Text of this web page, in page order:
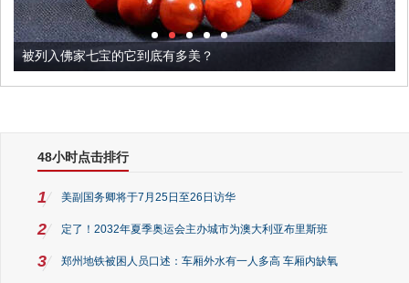
被列入佛家七宝的它到底有多美？
48小时点击排行
1 美副国务卿将于7月25日至26日访华
2 定了！2032年夏季奥运会主办城市为澳大利亚布里斯班
3 郑州地铁被困人员口述：车厢外水有一人多高 车厢内缺氧